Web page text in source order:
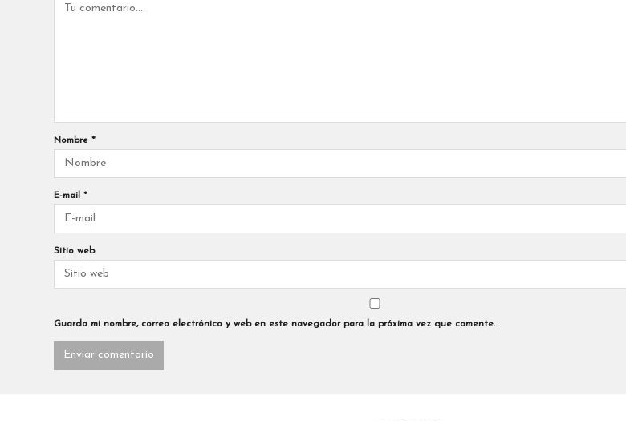
Nombre *
E-mail *
Sitio web
Guarda mi nombre, correo electrónico y web en este navegador para la próxima vez que comente.